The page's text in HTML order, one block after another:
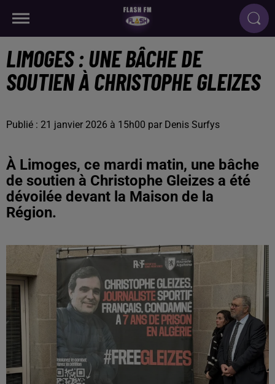
LIMOGES : UNE BÂCHE DE
SOUTIEN À CHRISTOPHE GLEIZES
Publié : 21 janvier 2026 à 15h00 par Denis Surfys
À Limoges, ce mardi matin, une bâche
de soutien à Christophe Gleizes a été
dévoilée devant la Maison de la
Région.